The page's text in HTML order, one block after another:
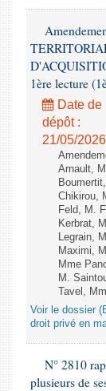
1ère lecture
Date de
dépôt :
21/05/2026
Arnault,
Chikirou,
Feld, M.
Kerbrat,
Legrain,
Maximi,
Mme
M.
Tavel,
Voir le dossier
droit privé en
N° 2810
plusieurs de